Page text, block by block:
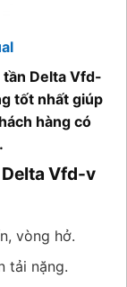
tần Delta Vfd-
tốt nhất giúp
hàng có
Vfd-v
vòng hở.
tải nặng.